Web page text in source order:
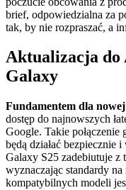
brief, odpowiedzialna za
tak, by nie rozpraszać, a
Aktualizacja do
Galaxy
Fundamentem dla
dostęp do najnowszych
Google. Takie
będą działać bezpiecznie
Galaxy S25 zadebiutuje z
wyznaczając standardy na
kompatybilnych modeli